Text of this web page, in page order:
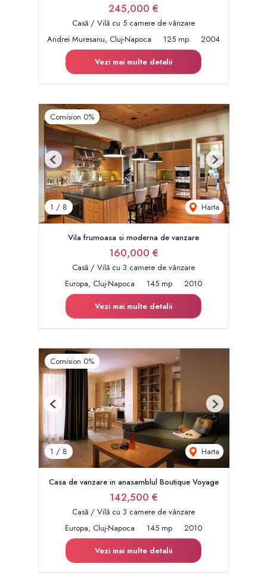
245,000 €
Casă / Vilă cu 5 camere de vânzare
Andrei Muresanu, Cluj-Napoca
125 mp
2004
Vezi mai multe detalii
Comision 0%
1 / 8 Harta
Previous Next
Vila frumoasa si moderna de vanzare
160,000 €
Casă / Vilă cu 3 camere de vânzare
Europa, Cluj-Napoca
145 mp
2010
Vezi mai multe detalii
Comision 0%
1 / 8 Harta
Previous Next
Casa de vanzare in anasamblul Boutique Voyage
142,500 €
Casă / Vilă cu 3 camere de vânzare
Europa, Cluj-Napoca
145 mp
2010
Vezi mai multe detalii